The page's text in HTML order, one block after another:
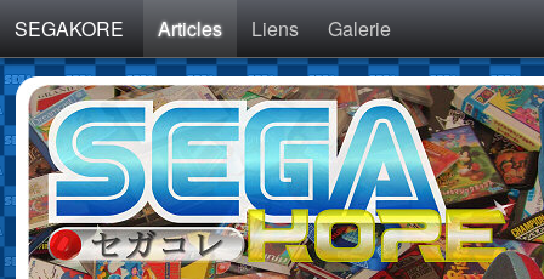
SEGAKORE Articles Liens Galerie